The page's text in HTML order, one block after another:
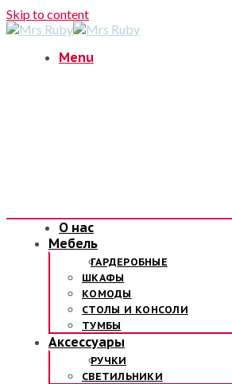
Skip to content
Menu
О нас
Мебель
ГАРДЕРОБНЫЕ
ШКАФЫ
КОМОДЫ
СТОЛЫ И КОНСОЛИ
ТУМБЫ
Аксессуары
РУЧКИ
СВЕТИЛЬНИКИ